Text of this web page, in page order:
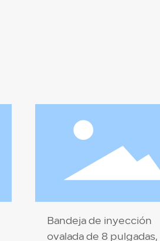
Bandeja de inyección
ovalada de 8 pulgadas,